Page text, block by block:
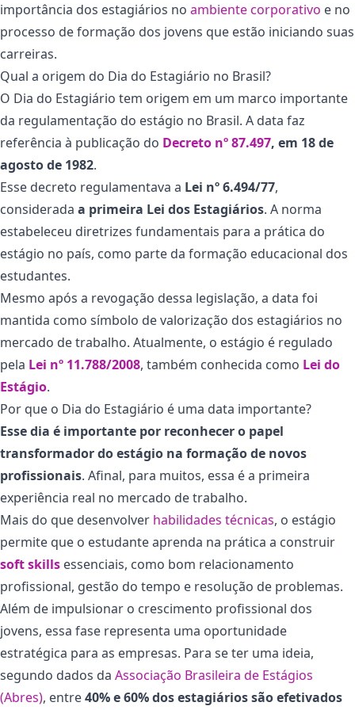
importância dos estagiários no ambiente corporativo e no
processo de formação dos jovens que estão iniciando suas
carreiras.
Qual a origem do Dia do Estagiário no Brasil?
O Dia do Estagiário tem origem em um marco importante
da regulamentação do estágio no Brasil. A data faz
referência à publicação do Decreto nº 87.497, em 18 de
agosto de 1982.
Esse decreto regulamentava a Lei nº 6.494/77,
considerada a primeira Lei dos Estagiários. A norma
estabeleceu diretrizes fundamentais para a prática do
estágio no país, como parte da formação educacional dos
estudantes.
Mesmo após a revogação dessa legislação, a data foi
mantida como símbolo de valorização dos estagiários no
mercado de trabalho. Atualmente, o estágio é regulado
pela Lei nº 11.788/2008, também conhecida como Lei do
Estágio.
Por que o Dia do Estagiário é uma data importante?
Esse dia é importante por reconhecer o papel
transformador do estágio na formação de novos
profissionais. Afinal, para muitos, essa é a primeira
experiência real no mercado de trabalho.
Mais do que desenvolver habilidades técnicas, o estágio
permite que o estudante aprenda na prática a construir
soft skills essenciais, como bom relacionamento
profissional, gestão do tempo e resolução de problemas.
Além de impulsionar o crescimento profissional dos
jovens, essa fase representa uma oportunidade
estratégica para as empresas. Para se ter uma ideia,
segundo dados da Associação Brasileira de Estágios
(Abres), entre40% e 60% dos estagiários são efetivados